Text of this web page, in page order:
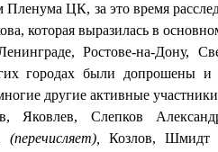
Пленума ЦК, за это время
которая выразилась в
Ростове-на-Дону,
городах были допрошены и
другие активные
Яковлев, Слепков
(пере­числяет), Козлов, Шмидт